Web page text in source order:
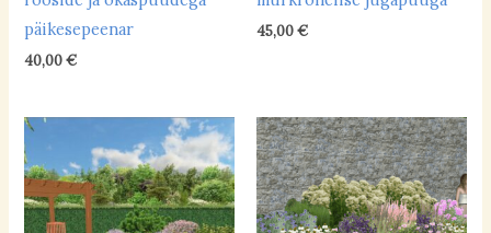
Hooldusvajadus
keskmine(19)
päikesepeenar
40,00€
45,00€